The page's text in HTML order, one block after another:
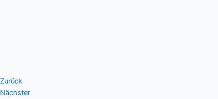
Zurück
Nächster